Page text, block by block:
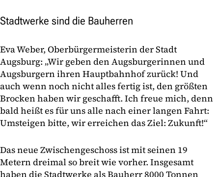
Stadtwerke sind die Bauherren
Eva Weber, Oberbürgermeisterin der Stadt
Augsburg: „Wir geben den Augsburgerinnen und
Augsburgern ihren Hauptbahnhof zurück! Und
auch wenn noch nicht alles fertig ist, den größten
Brocken haben wir geschafft. Ich freue mich, denn
bald heißt es für uns alle nach einer langen Fahrt:
Umsteigen bitte, wir erreichen das Ziel: Zukunft!“
Das neue Zwischengeschoss ist mit seinen 19
Metern dreimal so breit wie vorher. Insgesamt
haben die Stadtwerke als Bauherr 8000 Tonnen